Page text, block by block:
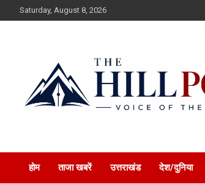
to
Saturday, August 8, 2026
The Hillpost
होम ताजा खबरें उत्तराखंड देश/दुनिया